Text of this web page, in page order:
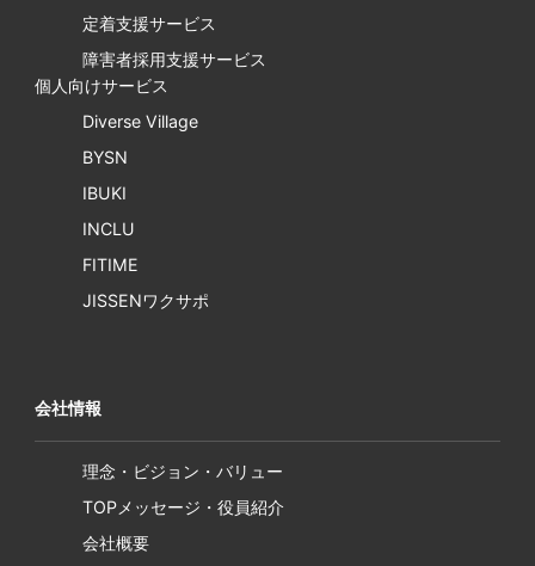
定着支援サービス
障害者採用支援サービス
個人向けサービス
Diverse Village
BYSN
IBUKI
INCLU
FITIME
JISSENワクサポ
会社情報
理念・ビジョン・バリュー
TOPメッセージ・役員紹介
会社概要